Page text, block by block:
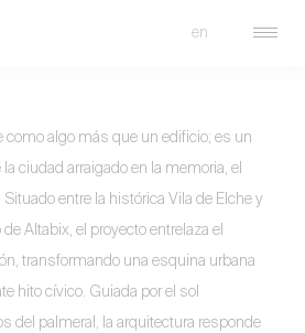
en
como algo más que un edificio; es un
ciudad arraigado en la memoria, el
entre la histórica Vila de Elche y
Altabix, el proyecto entrelaza el
transformando una esquina urbana
hito cívico. Guiada por el sol
del palmeral, la arquitectura responde